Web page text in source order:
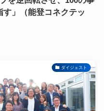
」（能登コネクテッ
ダイジェスト